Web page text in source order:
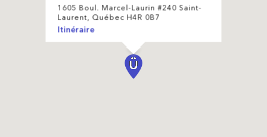
1605 Boul. Marcel-Laurin #240 Saint-
Laurent, Québec H4R 0B7
Itinéraire